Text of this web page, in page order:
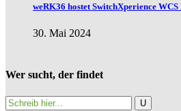
weRK36 hostet SwitchXperience WCS
30. Mai 2024
Wer sucht, der findet